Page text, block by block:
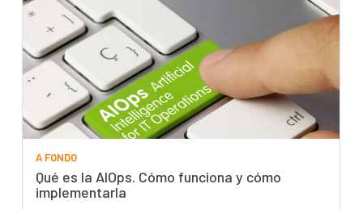
A FONDO
Qué es la AIOps. Cómo funciona y cómo
implementarla